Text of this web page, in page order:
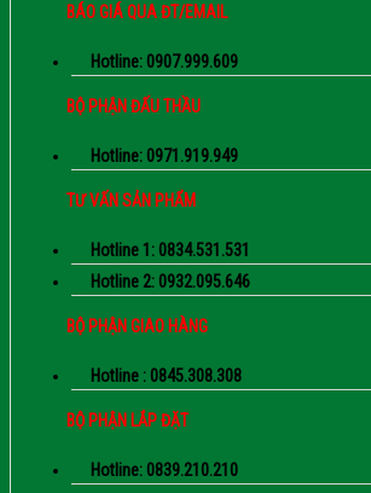
BÁO GIÁ QUA ĐT/EMAIL
Hotline: 0907.999.609
BỘ PHẬN ĐẤU THẦU
Hotline: 0971.919.949
TƯ VẤN SẢN PHẨM
Hotline 1: 0834.531.531
Hotline 2: 0932.095.646
BỘ PHẬN GIAO HÀNG
Hotline : 0845.308.308
BỘ PHẬN LẮP ĐẶT
Hotline: 0839.210.210